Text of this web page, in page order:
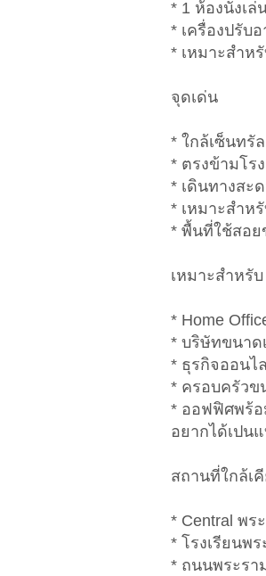
* 1 ห้องนั่งเล่
* เครื่องปรับ
* เหมาะสำห
จุดเด่น
* ใกล้เซ็นทรั
* ตรงข้ามโร
* เดินทางสะ
* เหมาะสำห
* พื้นที่ใช้สอย
เหมาะสำหรับ
* Home
* บริษัทขนาด
* ธุรกิจออนไ
* ครอบครัว
* ออฟฟิศพร้
อยากได้เปน
สถานที่ใกล้เ
* Central พร
* โรงเรียนพ
* ถนนพระรา